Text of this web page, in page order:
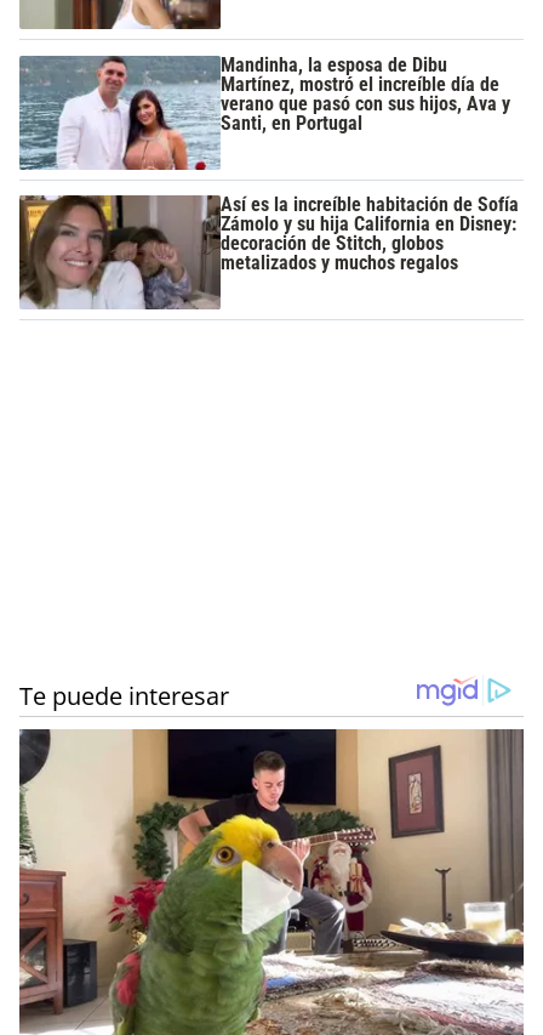
Mandinha, la esposa de Dibu
Martínez, mostró el increíble día de
verano que pasó con sus hijos, Ava y
Santi, en Portugal
Así es la increíble habitación de Sofía
Zámolo y su hija California en Disney:
decoración de Stitch, globos
metalizados y muchos regalos